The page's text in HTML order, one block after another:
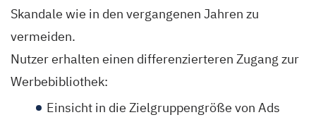
Skandale wie in den vergangenen Jahren zu
vermeiden.
Nutzer erhalten einen differenzierteren Zugang zur
Werbebibliothek:
Einsicht in die Zielgruppengröße von Ads